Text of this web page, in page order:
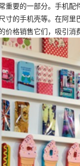
重要的一部分。手机
寸的手机壳等。在阿
格销售它们，吸引消